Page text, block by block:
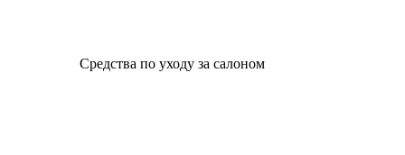
Средства по уходу за салоном